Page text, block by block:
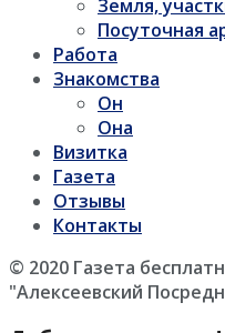
Земля,
Посуточная
Работа
Знакомства
Он
Она
Визитка
Газета
Отзывы
Контакты
© 2020 Газета
"Алексеевский